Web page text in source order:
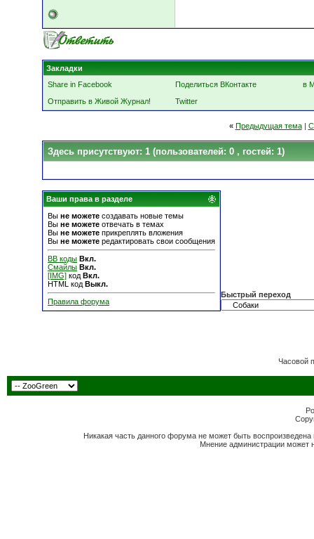
Закладки
Share in Facebook
Поделиться ВКонтакте
в
Отправить в Живой Журнал!
Twitter
« Предыдущая тема|
Здесь присутствуют: 1 (пользователей: 0 , гостей: 1)
Ваши права в разделе
Вы не можете создавать новые темы
Вы не можете отвечать в темах
Вы не можете прикреплять вложения
Вы не можете редактировать свои сообщения
BB коды Вкл.
Смайлы Вкл.
[IMG] код Вкл.
HTML код Выкл.
Правила форума
Быстрый переход
Часовой
Никакая часть данного форума не может быть
Мнение администрации может